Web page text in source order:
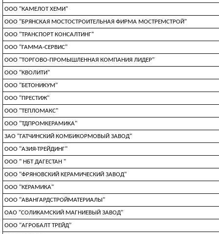
ООО "КАМЕЛОТ ХЕМИ"
ООО "БРЯНСКАЯ МОСТОСТРОИТЕЛЬНАЯ ФИРМА МОСТРЕМСТРОЙ"
ООО "ТРАНСПОРТ КОНСАЛТИНГ"
ООО "ГАММА-СЕРВИС"
ООО "ТОРГОВО-ПРОМЫШЛЕННАЯ КОМПАНИЯ ЛИДЕР"
ООО "КВОЛИТИ"
ООО "БЕТОНИКУМ"
ООО "ПРЕСТИЖ"
ООО "ТЕПЛОМАКС"
ООО "ТДПРОМКЕРАМИКА"
ЗАО "ГАТЧИНСКИЙ КОМБИКОРМОВЫЙ ЗАВОД"
ООО "АЗИЯ-ТРЕЙДИНГ"
ООО " НБТ ДАГЕСТАН "
ООО "ФРЯНОВСКИЙ КЕРАМИЧЕСКИЙ ЗАВОД"
ООО "КЕРАМИКА"
ООО "АВАНГАРДСТРОЙМАТЕРИАЛЫ"
ОАО "СОЛИКАМСКИЙ МАГНИЕВЫЙ ЗАВОД"
ООО "АГРОБАЛТ ТРЕЙД"